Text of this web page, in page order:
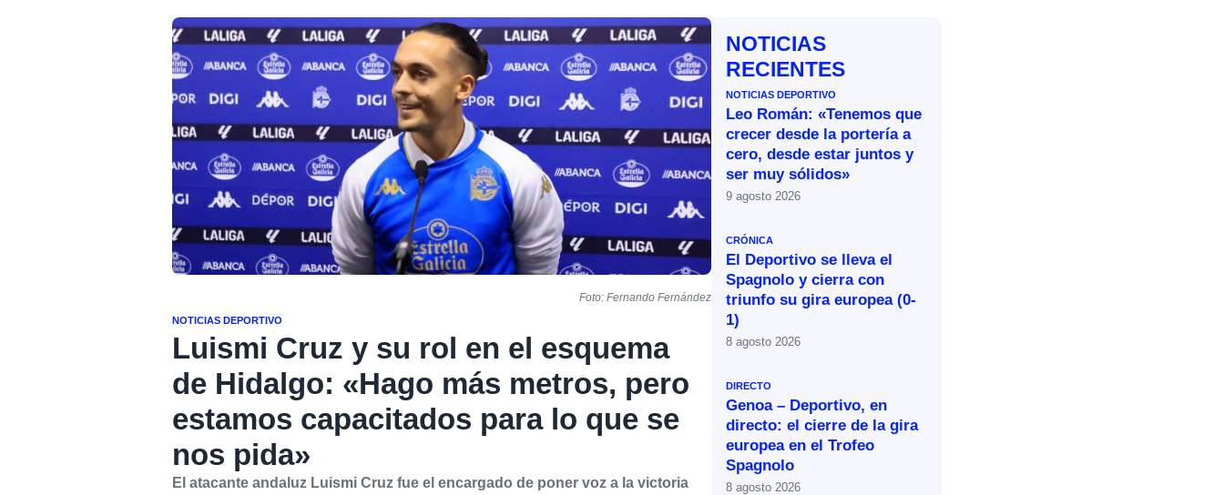
Foto: Fernando Fernández
NOTICIAS DEPORTIVO
Luismi Cruz y su rol en el esquema
de Hidalgo: «Hago más metros, pero
estamos capacitados para lo que se
nos pida»
El atacante andaluz Luismi Cruz fue el encargado de poner voz a la victoria
NOTICIAS
RECIENTES
NOTICIAS DEPORTIVO
Leo Román: «Tenemos que
crecer desde la portería a
cero, desde estar juntos y
ser muy sólidos»
9 agosto 2026
CRÓNICA
El Deportivo se lleva el
Spagnolo y cierra con
triunfo su gira europea (0-
1)
8 agosto 2026
DIRECTO
Genoa – Deportivo, en
directo: el cierre de la gira
europea en el Trofeo
Spagnolo
8 agosto 2026